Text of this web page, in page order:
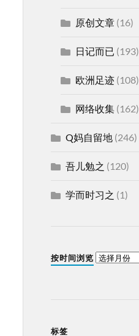
原创文章(16)
日记而已 (193)
欧洲足迹(108)
网络收集(162)
Q妈自留地(246)
吾儿勉之 (120)
学而时习之 (1)
按时间浏览
标签